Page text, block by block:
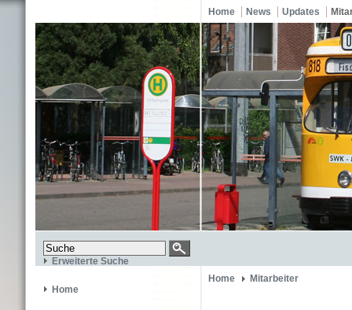
Home News Updates
Erweiterte Suche
Home
Home Mitarbeiter